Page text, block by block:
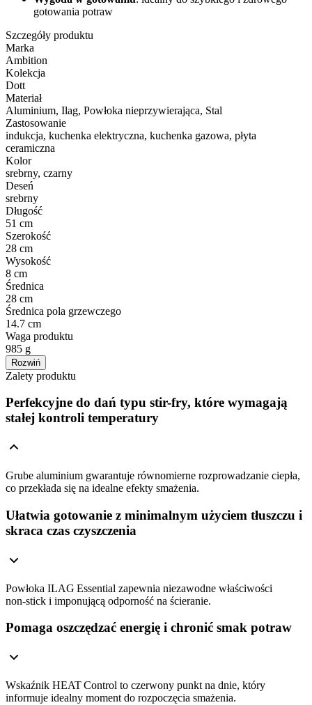
gotowania potraw
Szczegóły produktu
Marka
Ambition
Kolekcja
Dott
Materiał
Aluminium, Ilag, Powłoka nieprzywierająca, Stal
Zastosowanie
indukcja, kuchenka elektryczna, kuchenka gazowa, płyta
ceramiczna
Kolor
srebrny, czarny
Deseń
srebrny
Długość
51 cm
Szerokość
28 cm
Wysokość
8 cm
Średnica
28 cm
Średnica pola grzewczego
14.7 cm
Waga produktu
985 g
Rozwiń
Zalety produktu
Perfekcyjne do dań typu stir-fry, które wymagają
stałej kontroli temperatury
Grube aluminium gwarantuje równomierne rozprowadzanie ciepła,
co przekłada się na idealne efekty smażenia.
Ułatwia gotowanie z minimalnym użyciem tłuszczu i
skraca czas czyszczenia
Powłoka ILAG Essential zapewnia niezawodne właściwości
non‑stick i imponującą odporność na ścieranie.
Pomaga oszczędzać energię i chronić smak potraw
Wskaźnik HEAT Control to czerwony punkt na dnie, który
informuje idealny moment do rozpoczęcia smażenia.